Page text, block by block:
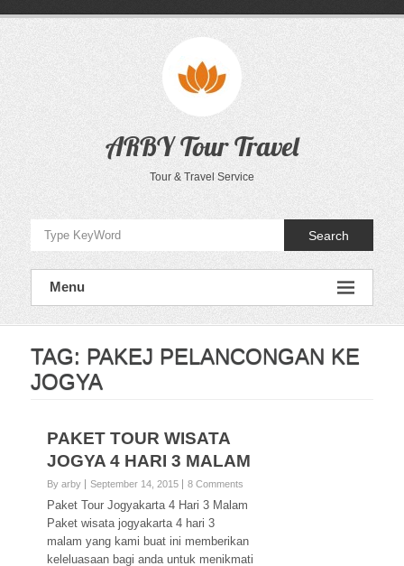
ARBY Tour Travel
Tour & Travel Service
Search
Menu
TAG: PAKEJ PELANCONGAN KE
JOGYA
PAKET TOUR WISATA
JOGYA 4 HARI 3 MALAM
By arby September 14, 2015 8 Comments
Paket Tour Jogyakarta 4 Hari 3 Malam
Paket wisata jogyakarta 4 hari 3
malam yang kami buat ini memberikan
keleluasaan bagi anda untuk menikmati